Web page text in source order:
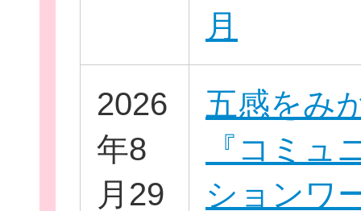
月
2026
年8
月29
五感をみ
『コミュ
ションワ